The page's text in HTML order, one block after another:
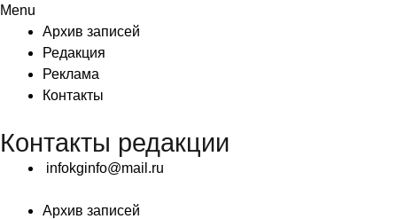
Menu
Архив записей
Редакция
Реклама
Контакты
Контакты редакции
infokginfo@mail.ru
Архив записей